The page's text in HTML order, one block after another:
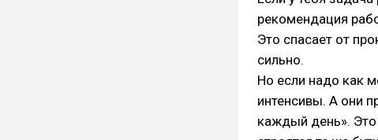
рекомендация
Это спасает от
сильно.
Но если надо как
интенсивы. А они
каждый день».